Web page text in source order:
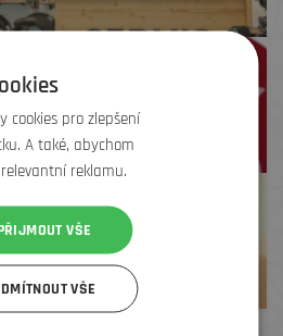
cookies pro zlepšení
A také, abychom
reklamu.
VŠE
VŠE